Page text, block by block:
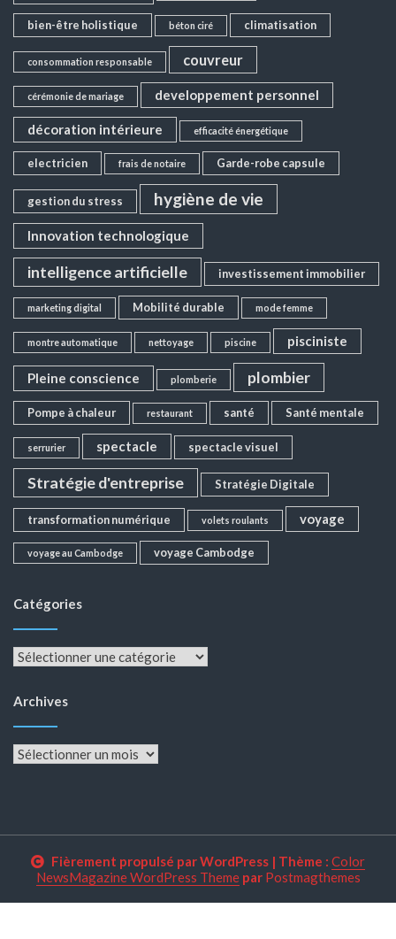
bien-être holistique béton ciré climatisation
consommation responsable couvreur
cérémonie de mariage developpement personnel
décoration intérieure efficacité énergétique
electricien frais de notaire Garde-robe capsule
gestion du stress hygiène de vie
Innovation technologique
intelligence artificielle investissement immobilier
marketing digital Mobilité durable mode femme
montre automatique nettoyage piscine pisciniste
Pleine conscience plomberie plombier
Pompe à chaleur restaurant santé Santé mentale
serrurier spectacle spectacle visuel
Stratégie d'entreprise Stratégie Digitale
transformation numérique volets roulants voyage
voyage au Cambodge voyage Cambodge
Catégories
Catégories
Archives
Archives
Fièrement propulsé par WordPress | Thème : Color
NewsMagazine WordPress Themepar Postmagthemes